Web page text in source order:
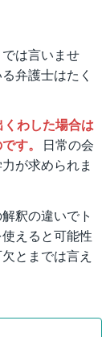
は言いませ
弁護士はたく
わした場合は
す。
日常の会
が求められま
釈の違いでト
えると可能性
とまでは言え